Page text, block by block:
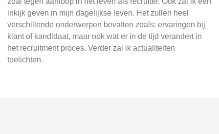
inkijk geven in mijn dagelijkse leven. Het zullen heel
verschillende onderwerpen bevatten zoals: ervaringen bij
klant of kandidaat, maar ook wat er in de tijd verandert in
het recruitment proces. Verder zal ik actualiteiten
toelichten.